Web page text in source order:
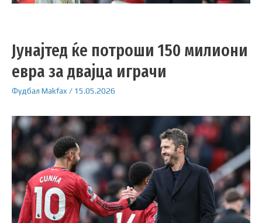
Јунајтед ќе потроши 150 милиони
евра за двајца играчи
Фудбал Makfax / 15.05.2026